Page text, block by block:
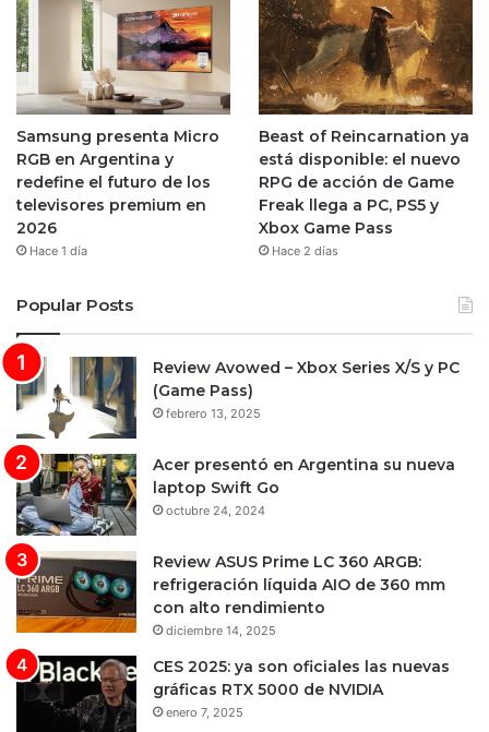
Samsung presenta Micro
RGB en Argentina y
redefine el futuro de los
televisores premium en
2026
Hace 1 día
Beast of Reincarnation ya
está disponible: el nuevo
RPG de acción de Game
Freak llega a PC, PS5 y
Xbox Game Pass
Hace 2 días
Popular Posts
Review Avowed – Xbox Series X/S y PC
(Game Pass)
febrero 13, 2025
Acer presentó en Argentina su nueva
laptop Swift Go
octubre 24, 2024
Review ASUS Prime LC 360 ARGB:
refrigeración líquida AIO de 360 mm
con alto rendimiento
diciembre 14, 2025
CES 2025: ya son oficiales las nuevas
gráficas RTX 5000 de NVIDIA
enero 7, 2025